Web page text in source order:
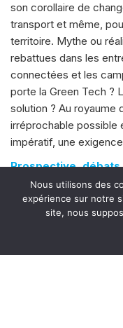
son corollaire de
transport et même,
territoire. Mythe ou
rebattues dans les
connectées et les
porte la Green Tech ?
solution ? Au royaume
irréprochable possible
impératif, une
Prospective,
numérique est un
sensibilisation, de
l’innovation digitale
groupes mais aussi
Nous utilisons des
expérience sur notre
site, nous